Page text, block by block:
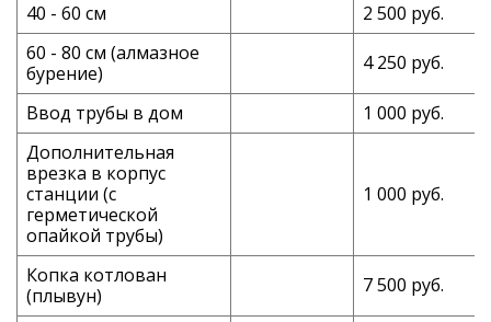
40 - 60 см
2 500 руб.
60 - 80 см (алмазное
бурение)
4 250 руб.
Ввод трубы в дом
1 000 руб.
Дополнительная
врезка в корпус
станции (с
герметической
опайкой трубы)
1 000 руб.
Копка котлован
(плывун)
7 500 руб.